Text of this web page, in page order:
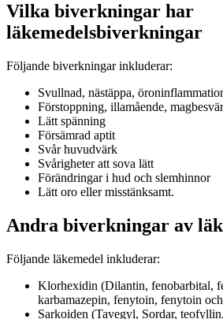
Vilka biverkningar har
läkemedelsbiverkningar
Följande biverkningar inkluderar:
Svullnad, nästäppa,
Förstoppning, illamående, magbesvär
Lätt spänning
Försämrad aptit
Svår huvudvärk
Svårigheter att sova lätt
Förändringar i hud och slemhinnor
Lätt oro eller misstänksamt.
Andra biverkningar av
Följande läkemedel inkluderar:
Klorhexidin (Dilantin, fenobarbital,
karbamazepin, fenytoin, fenytoin
Sarkoiden (Tavegyl, Sordar,